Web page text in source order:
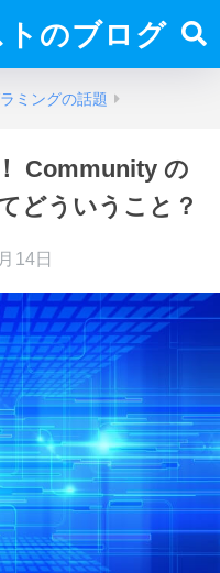
のブログ
ミングの話題
Community の
どういうこと？
14日